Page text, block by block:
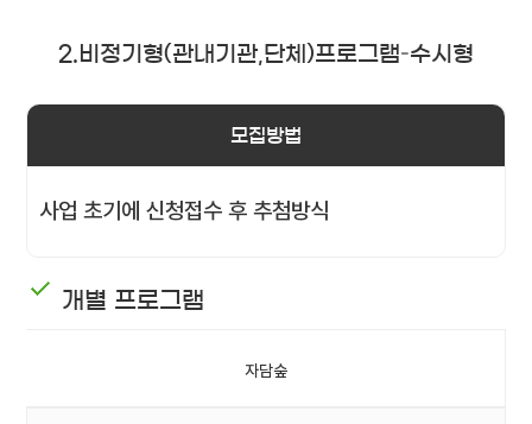
2.비정기형(관내기관,단체)프로그램–수시형
모집방법
사업 초기에 신청접수 후 추첨방식
개별 프로그램
자담숲